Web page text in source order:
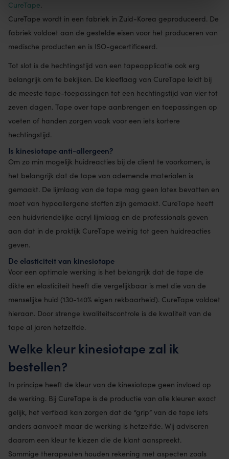
CureTape.
CureTape wordt in een fabriek in Zuid-Korea geproduceerd. De
fabriek voldoet aan de gestelde eisen voor het produceren van
medische producten en is ISO-gecertificeerd.
Tot slot is de hechtingstijd van een tapeapplicatie ook erg
belangrijk om te bekijken. De kleeflaag van CureTape leidt bij
de meeste tape-toepassingen tot een hechtingstijd van vier tot
zeven dagen. Tape over tape aanbrengen en toepassingen op
voeten of handen zorgen vaak voor een iets kortere
hechtingstijd.
Is kinesiotape anti-allergeen?
Om zo min mogelijk huidreacties bij de client te voorkomen, is
het belangrijk dat de tape van ademende materialen is
gemaakt. De lijmlaag van de tape mag geen latex bevatten en
moet van hypoallergene stoffen zijn gemaakt. CureTape heeft
een huidvriendelijke acryl lijmlaag en de professionals geven
aan dat in de praktijk CureTape weinig tot geen huidreacties
geven.
De elasticiteit van kinesiotape
Voor een optimale werking is het belangrijk dat de tape de
dikte en elasticiteit heeft die vergelijkbaar is met die van de
menselijke huid (130-140% eigen rekbaarheid). CureTape voldoet
hieraan. Door strenge kwaliteitscontrole is de kwaliteit van de
tape al jaren hetzelfde.
Welke kleur kinesiotape zal ik
bestellen?
In principe heeft de kleur van de kinesiotape geen invloed op
de werking. Bij CureTape is de productie van alle kleuren exact
gelijk, het verfbad kan zorgen dat de “grip” van de tape iets
anders aanvoelt maar de werking is hetzelfde. Wij adviseren
daarom een kleur te kiezen die de klant aanspreekt.
Sommige therapeuten houden rekening met aspecten zoals